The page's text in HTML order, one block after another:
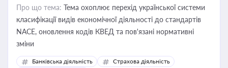
Про що тема: Тема охоплює перехід української системи
класифікації видів економічної діяльності до стандартів
NACE, оновлення кодів КВЕД та пов'язані нормативні
зміни
Банківська діяльність
Страхова діяльність